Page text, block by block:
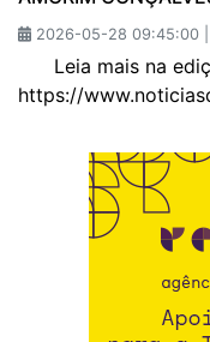
2026-05-28 09:45:00 |
Leia mais na
https://